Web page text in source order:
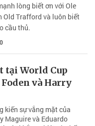
lòng biết ơn với Ole
Old Trafford và luôn biết
cầu thủ.
tại World Cup
và Harry
kiến sự vắng mặt của
Maguire và Eduardo